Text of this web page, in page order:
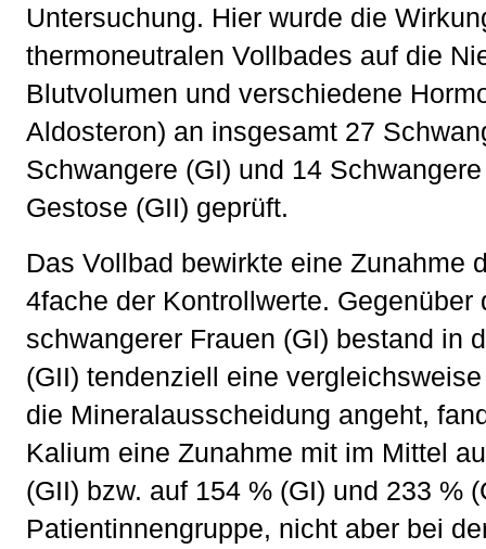
Untersuchung. Hier wurde die
thermoneutralen Vollbades auf die
Blutvolumen und verschiedene
Aldosteron) an insgesamt 27
Schwangere (GI) und 14
Gestose (GII) geprüft.
Das Vollbad bewirkte eine Zunahme
4fache der Kontrollwerte. Gegenüber
schwangerer Frauen (GI) bestand in
(GII) tendenziell eine
die Mineralausscheidung angeht,
Kalium eine Zunahme mit im Mittel
(GII) bzw. auf 154 % (GI) und 233 %
Patientinnengruppe, nicht aber bei